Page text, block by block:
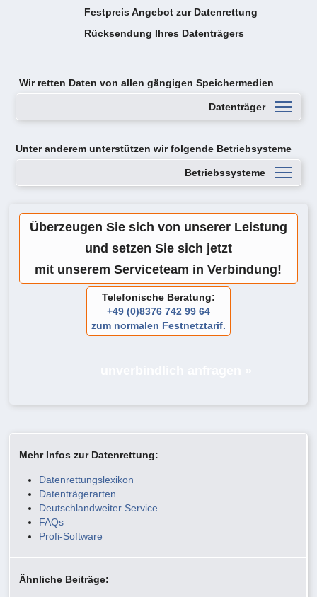
Festpreis Angebot zur Datenrettung
Rücksendung Ihres Datenträgers
Wir retten Daten vonallen gängigen Speichermedien
Datenträger
Unter anderem unterstützen wir folgende Betriebsysteme
Betriebssysteme
Überzeugen Sie sich von unserer Leistung
und setzen Sie sich jetzt
mit unserem Serviceteam in Verbindung!
Telefonische Beratung:
+49 (0)8376 742 99 64
zum normalen Festnetztarif.
Mehr Infos zur Datenrettung:
Datenrettungslexikon
Datenträgerarten
Deutschlandweiter Service
FAQs
Profi-Software
Ähnliche Beiträge: